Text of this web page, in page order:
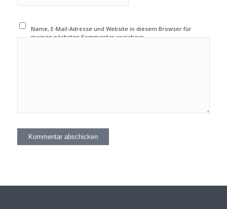
Name, E-Mail-Adresse und Website in diesem Browser für
meinen nächsten Kommentar speichern.